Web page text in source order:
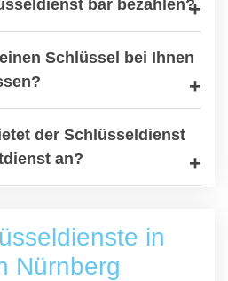
bar bezahlen?
Schlüssel bei Ihnen
der Schlüsseldienst
an?
in
Nürnberg